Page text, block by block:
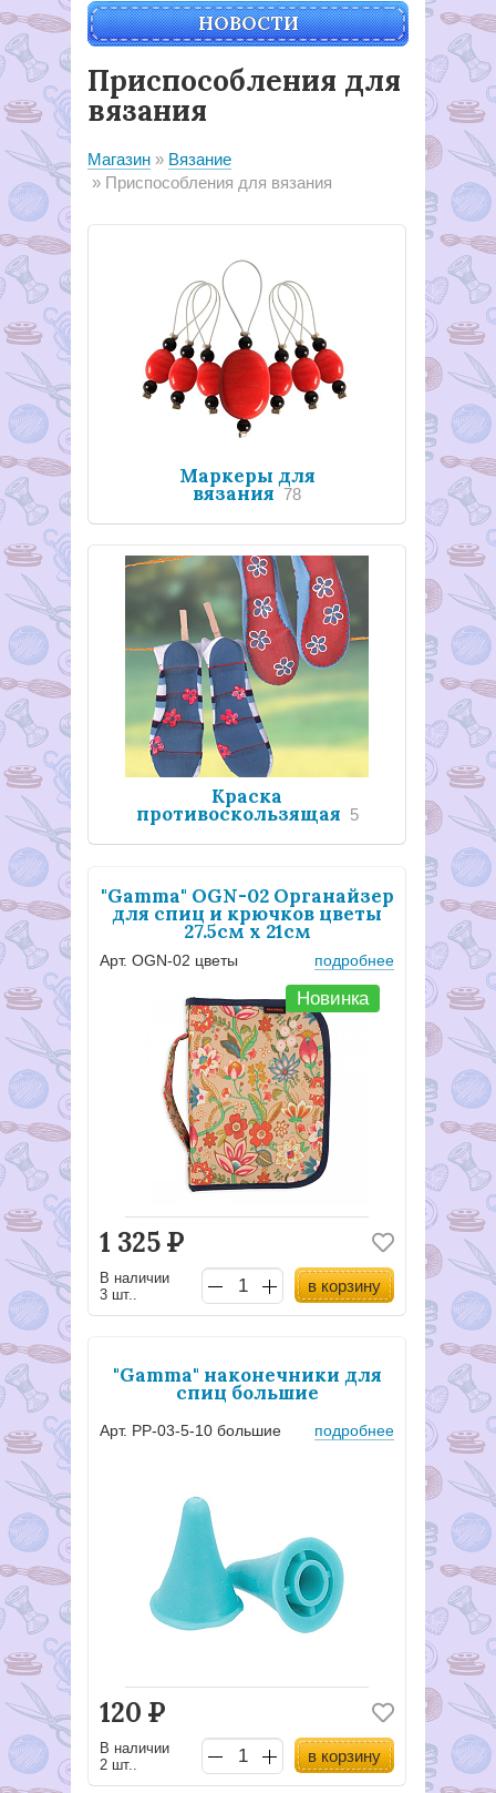
НОВОСТИ
Приспособления для
вязания
Магазин
Вязание
Приспособления для вязания
Маркеры для
вязания 78
Краска
противоскользящая 5
"Gamma" OGN-02 Органайзер
для спиц и крючков цветы
27.5см х 21см
Арт. OGN-02 цветы подробнее
Новинка
1 325Р
В наличии
3 шт..
в корзину
"Gamma" наконечники для
спиц большие
Арт. PP-03-5-10 большие подробнее
120 Р
В наличии
2 шт..
в корзину